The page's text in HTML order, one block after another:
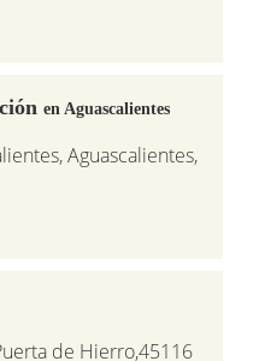
en Aguascalientes
Aguascalientes,
de Hierro,45116